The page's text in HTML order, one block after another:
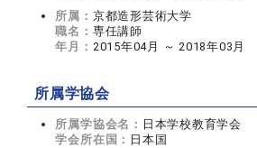
所属： 京都造形芸術大学
職名： 専任講師
年月： 2015年04月 ～ 2018年03月
所属学協会
所属学協会名： 日本学校教育学会
学会所在国： 日本国